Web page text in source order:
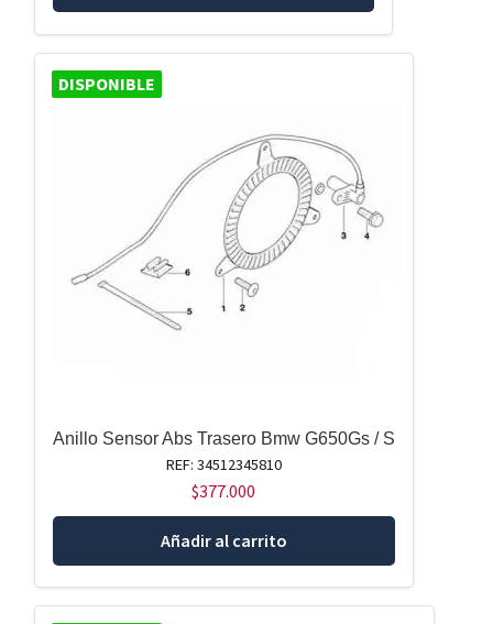
DISPONIBLE
Anillo Sensor Abs Trasero Bmw G650Gs / S
REF: 34512345810
$377.000
Añadir al carrito